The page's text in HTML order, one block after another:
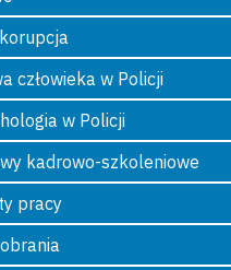
człowieka w Policji
w Policji
kadrowo-szkoleniowe
pracy